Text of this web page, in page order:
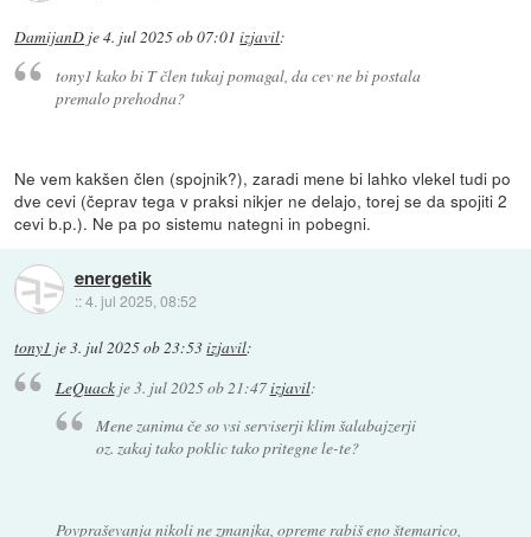
DamijanD je4. jul 2025 ob 07:01 izjavil:
tony1 kako bi T člen tukaj pomagal, da cev ne bi postala
premalo prehodna?
Ne vem kakšen člen (spojnik?), zaradi mene bi lahko vlekel tudi po
dve cevi (čeprav tega v praksi nikjer ne delajo, torej se da spojiti 2
cevi b.p.). Ne pa po sistemu nategni in pobegni.
energetik
::4. jul 2025, 08:52
tony1 je3. jul 2025 ob 23:53izjavil:
LeQuackje3. jul 2025 ob 21:47izjavil:
Mene zanima če so vsi serviserji klim šalabajzerji
oz. zakaj tako poklic tako pritegne le-te?
Povpraševanja nikoli ne zmanjka, opreme rabiš eno štemarico,